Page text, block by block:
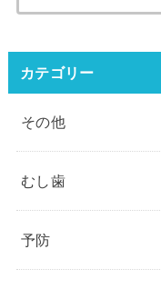
カテゴリー
その他
むし歯
予防